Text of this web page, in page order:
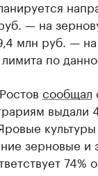
— на
млн руб. —
по
сообщал
выдали
зерновые и
74%